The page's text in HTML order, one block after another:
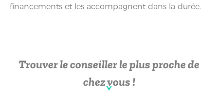
financements et les accompagnent dans la durée.
Trouver le conseiller le plus proche de
chez vous !